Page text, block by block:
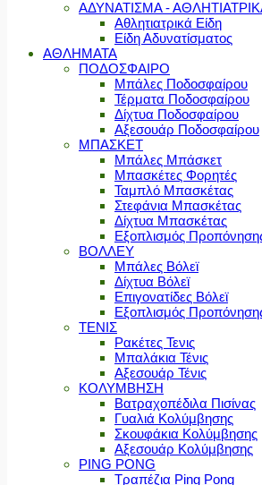
ΑΔΥΝΑΤΙΣΜΑ -
Αθλητιατρικά Είδη
Είδη Αδυνατίσματος
ΑΘΛΗΜΑΤΑ
ΠΟΔΟΣΦΑΙΡΟ
Μπάλες Ποδοσφαίρου
Τέρματα Ποδοσφαίρου
Δίχτυα Ποδοσφαίρου
Αξεσουάρ Ποδοσφαίρου
ΜΠΑΣΚΕΤ
Μπάλες Μπάσκετ
Μπασκέτες Φορητές
Ταμπλό Μπασκέτας
Στεφάνια Μπασκέτας
Δίχτυα Μπασκέτας
Εξοπλισμός
ΒΟΛΛΕΥ
Μπάλες Βόλεϊ
Δίχτυα Βόλεϊ
Επιγονατίδες Βόλεϊ
Εξοπλισμός
ΤΕΝΙΣ
Ρακέτες Τενις
Μπαλάκια Τένις
Αξεσουάρ Τένις
ΚΟΛΥΜΒΗΣΗ
Βατραχοπέδιλα Πισίνας
Γυαλιά Κολύμβησης
Σκουφάκια Κολύμβησης
Αξεσουάρ Κολύμβησης
PING PONG
Τραπέζια Ping Pong